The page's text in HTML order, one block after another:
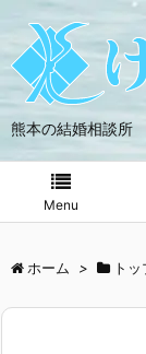
熊本の結婚相談所
Menu
ホーム > ト